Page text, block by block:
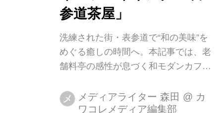
参道茶屋」
洗練された街・表参道で“和の美味”を
めぐる癒しの時間へ。本記事では、老
舗料亭の感性が息づく和モダンカフェ
をバイキング形式で楽しめる「表参道
茶屋」の2軒をご紹介します。 素材を
メ メディアライター 森田 @ カ
ワコレメディア編集部